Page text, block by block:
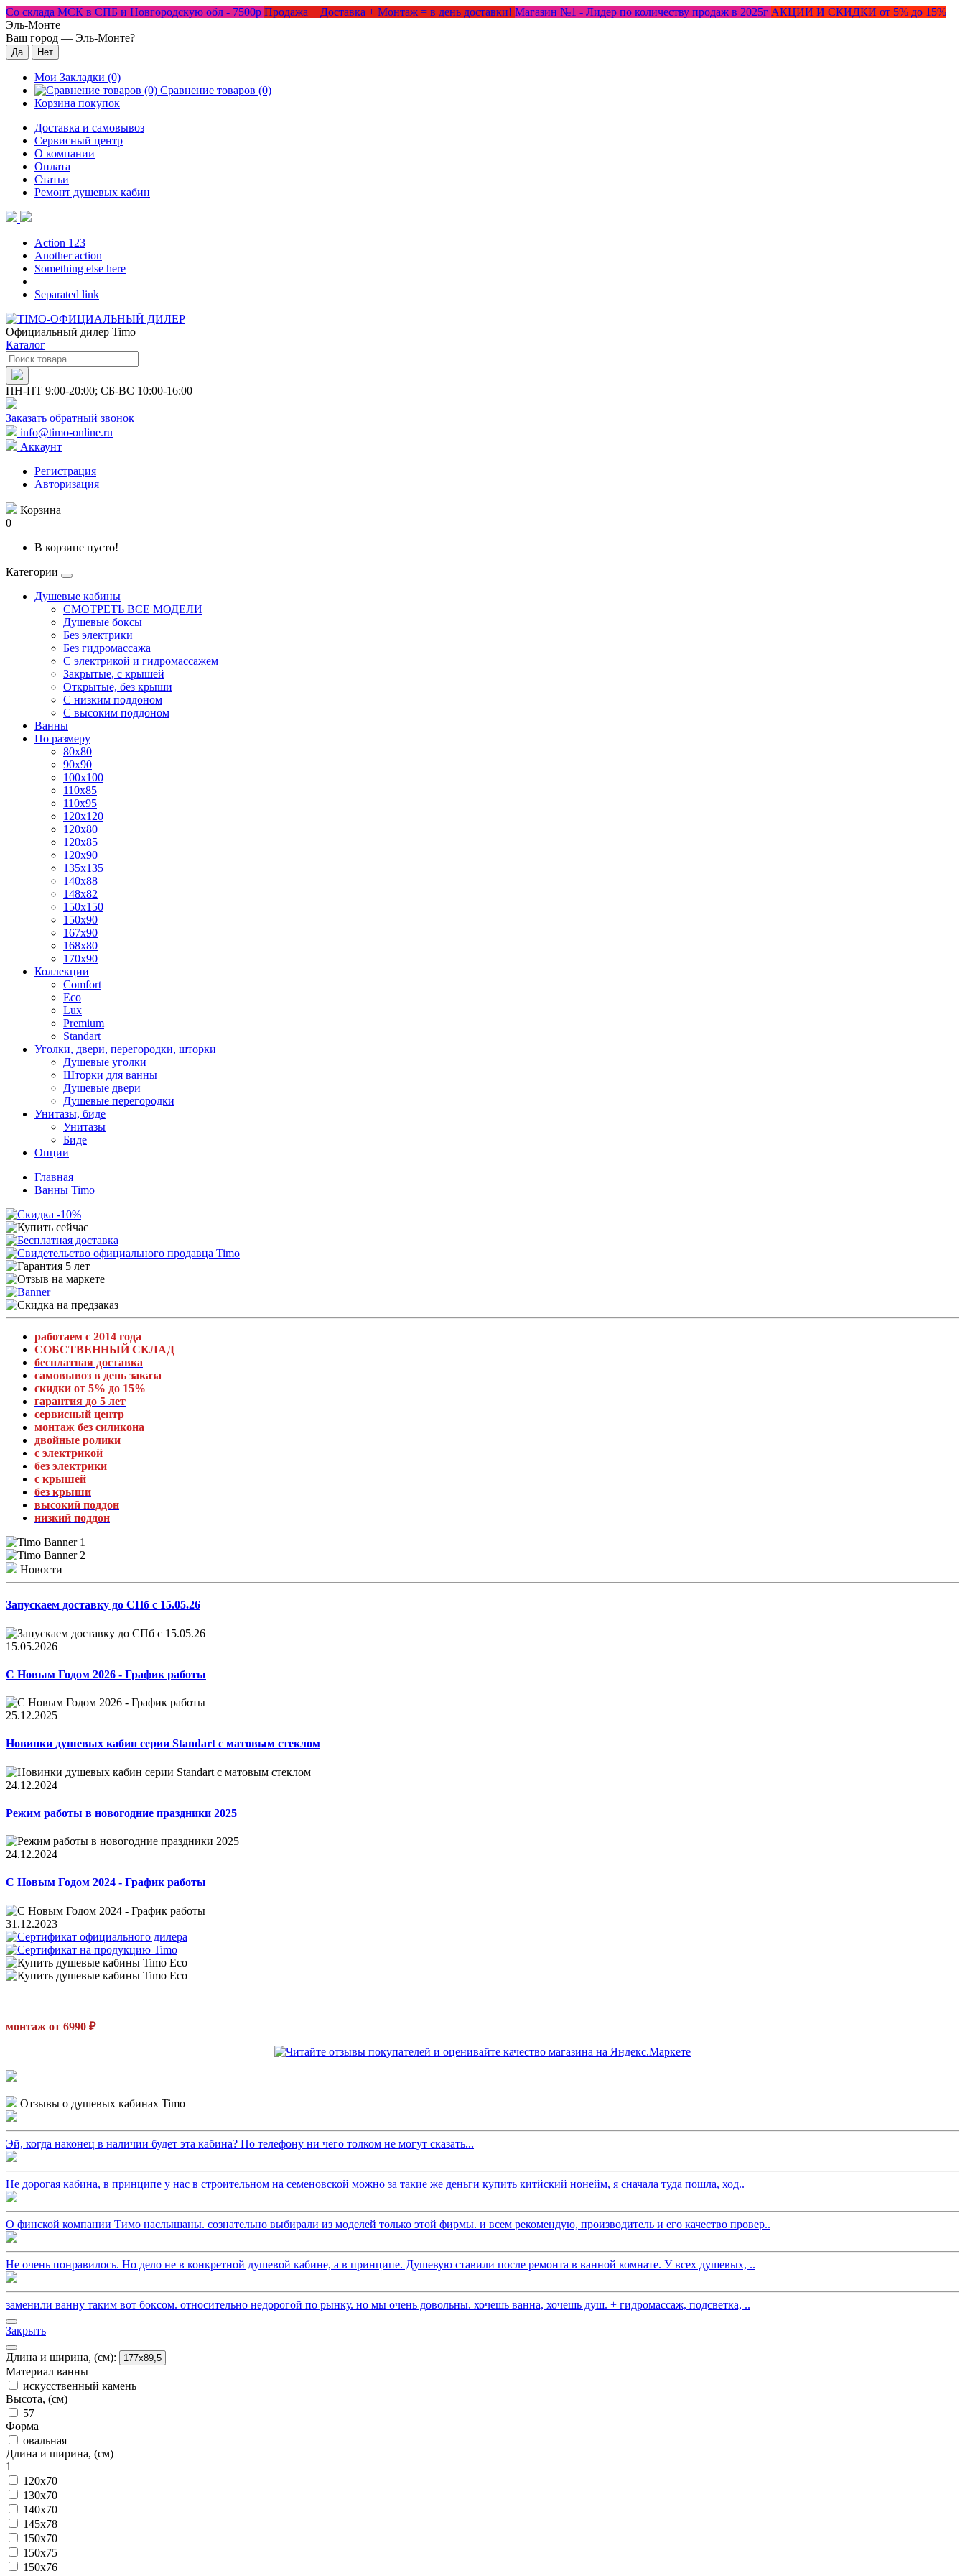
Со склада МСК в СПБ и Новгородскую обл - 7500р Продажа + Доставка + Монтаж = в день доставки! Магазин №1 - Лидер по количеству продаж в 2025г АКЦИИ И СКИДКИ от 5% до 15%
Эль-Монте
Ваш город — Эль-Монте?
Мои Закладки (0)
Сравнение товаров (0)
Корзина покупок
Доставка и самовывоз
Сервисный центр
О компании
Оплата
Статьи
Ремонт душевых кабин
Action 123
Another action
Something else here
Separated link
Официальный дилер Timo
Каталог
ПН-ПТ 9:00-20:00; СБ-ВС 10:00-16:00
Заказать обратный звонок
info@timo-online.ru
Аккаунт
Регистрация
Авторизация
Корзина
0
В корзине пусто!
Категории
Душевые кабины
СМОТРЕТЬ ВСЕ МОДЕЛИ
Душевые боксы
Без электрики
Без гидромассажа
С электрикой и гидромассажем
Закрытые, с крышей
Открытые, без крыши
С низким поддоном
С высоким поддоном
Ванны
По размеру
80x80
90x90
100x100
110x85
110x95
120x120
120x80
120x85
120x90
135x135
140x88
148x82
150x150
150x90
167x90
168x80
170x90
Коллекции
Comfort
Eco
Lux
Premium
Standart
Уголки, двери, перегородки, шторки
Душевые уголки
Шторки для ванны
Душевые двери
Душевые перегородки
Унитазы, биде
Унитазы
Биде
Опции
Главная
Ванны Timo
работаем с 2014 года
СОБСТВЕННЫЙ СКЛАД
бесплатная доставка
самовывоз в день заказа
скидки от 5% до 15%
гарантия до 5 лет
сервисный центр
монтаж без силикона
двойные ролики
с электрикой
без электрики
с крышей
без крыши
высокий поддон
низкий поддон
Новости
Запускаем доставку до СПб с 15.05.26
15.05.2026
С Новым Годом 2026 - График работы
25.12.2025
Новинки душевых кабин серии Standart с матовым стеклом
24.12.2024
Режим работы в новогодние праздники 2025
24.12.2024
С Новым Годом 2024 - График работы
31.12.2023
монтаж от 6990 ₽
Отзывы о душевых кабинах Timo
Эй, когда наконец в наличии будет эта кабина? По телефону ни чего толком не могут сказать...
Не дорогая кабина, в принципе у нас в строительном на семеновской можно за такие же деньги купить китйский нонейм, я сначала туда пошла, ход..
О финской компании Тимо наслышаны. сознательно выбирали из моделей только этой фирмы. и всем рекомендую, производитель и его качество провер..
Не очень понравилось. Но дело не в конкретной душевой кабине, а в принципе. Душевую ставили после ремонта в ванной комнате. У всех душевых, ..
заменили ванну таким вот боксом. относительно недорогой по рынку. но мы очень довольны. хочешь ванна, хочешь душ. + гидромассаж, подсветка, ..
Закрыть
Длина и ширина, (см): 177x89,5
Материал ванны
искусственный камень
Высота, (см)
57
Форма
овальная
Длина и ширина, (см)
1
120x70
130x70
140x70
145x78
150x70
150x75
150x76